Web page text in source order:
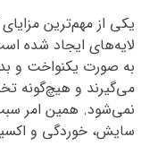
یکی از مهم‌ترین
لایه‌های ایجاد شده
به صورت یکنواخت و
می‌گیرند و هیچ‌گونه
نمی‌شود. همین امر
سایش، خوردگی و